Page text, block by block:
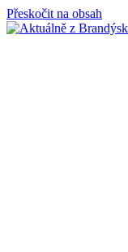
Přeskočit na obsah